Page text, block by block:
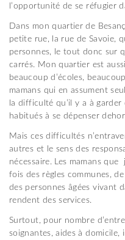
l’opportunité de se réfugier
Dans mon quartier de
petite rue, la rue de Savoie,
personnes, le tout donc sur
carrés. Mon quartier est
beaucoup d’écoles,
mamans qui en assument
la difficulté qu’il y a à
habitués à se dépenser
Mais ces difficultés
autres et le sens des
nécessaire. Les mamans
fois des règles communes,
des personnes âgées vivant
rendent des services.
Surtout, pour nombre
soignantes, aides à domicile,